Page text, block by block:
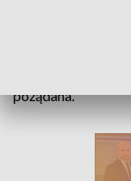
pożądana.